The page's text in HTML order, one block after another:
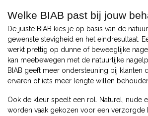
Welke BIAB past bij jouw
De juiste BIAB kies je op basis van de
gewenste stevigheid en het eindresultaat.
werkt prettig op dunne of beweeglijke
kan meebewegen met de natuurlijke
BIAB geeft meer ondersteuning bij klanten
ervaren of iets meer lengte willen
Ook de kleur speelt een rol. Naturel, nude
worden vaak gekozen voor een verzorgde